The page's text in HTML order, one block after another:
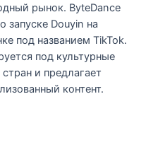
рынок. ByteDance
запуске Douyin на
под названием TikTok.
под культурные
и предлагает
контент.